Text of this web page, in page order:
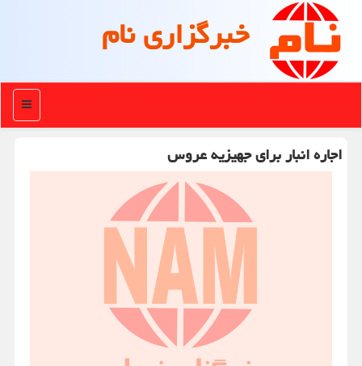
خبرگزاری نام
منو
اجاره انبار برای جهیزیه عروس